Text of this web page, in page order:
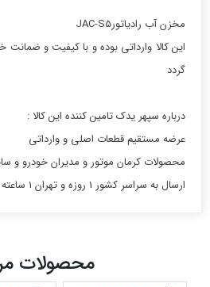
مخزن آب رادياتورJAC-S5
این کالا وارداتی بوده و با کیفیت و
گردد
درباره سپهر یدک تامین کننده این کالا :
عرضه مستقیم قطعات اصلی و وارداتی
محصولات کرمان موتور و مدیران خودرو و
ارسال به سراسر کشور 1 روزه و تهران 1 ساعته
محصولات